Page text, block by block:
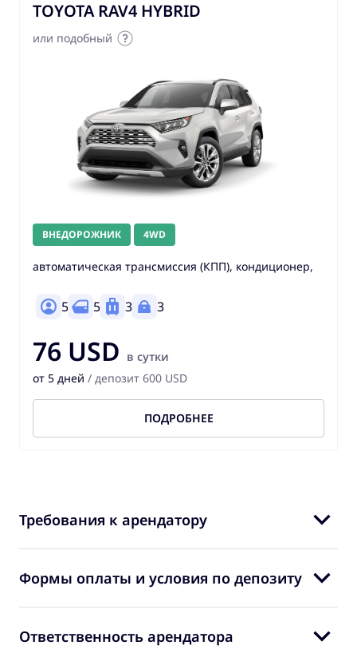
TOYOTA RAV4 HYBRID
или подобный
ВНЕДОРОЖНИК 4WD
автоматическая трансмиссия (КПП), кондиционер,
5 5 3 3
76 USD в сутки
от 5 дней / депозит 600 USD
ПОДРОБНЕЕ
Требования к арендатору
Формы оплаты и условия по депозиту
Ответственность арендатора